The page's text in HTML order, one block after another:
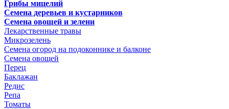
Грибы мицелий
Семена деревьев и кустарников
Семена овощей и зелени
Лекарственные травы
Микрозелень
Семена огород на подоконнике и балконе
Семена овощей
Перец
Баклажан
Редис
Репа
Томаты